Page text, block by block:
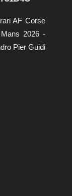
AF Corse
2026 -
Pier Guidi